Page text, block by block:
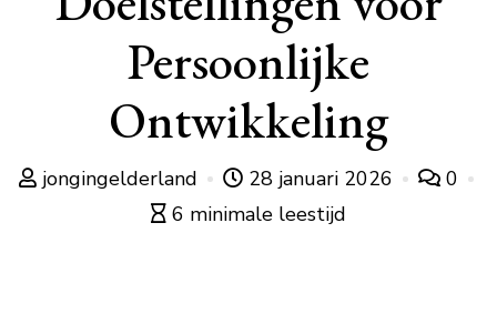
Persoonlijke
Ontwikkeling
jongingelderland 28 januari 2026
0
6 minimale leestijd